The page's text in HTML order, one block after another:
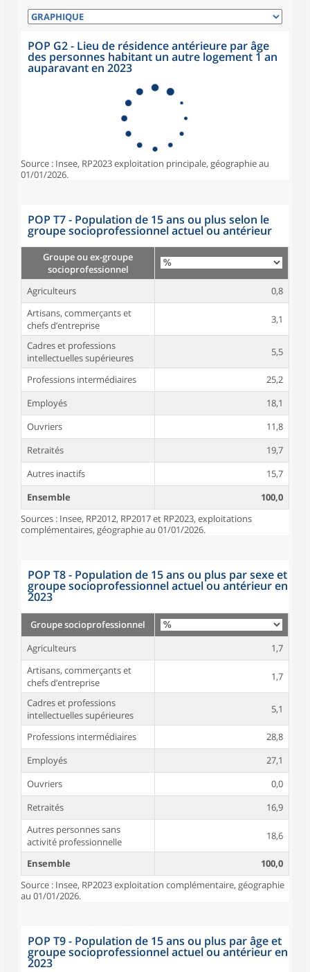
POP G2 - Lieu de résidence antérieure par âge
des personnes habitant un autre logement 1 an
auparavant en 2023
Source : Insee, RP2023 exploitation principale, géographie au
01/01/2026.
POP T7 - Population de 15 ans ou plus selon le
groupe socioprofessionnel actuel ou antérieur
Groupe ou ex-groupe
socioprofessionnel
Agriculteurs
0,8
Artisans, commerçants et
chefs d’entreprise
3,1
Cadres et professions
intellectuelles supérieures
5,5
Professions intermédiaires
25,2
Employés
18,1
Ouvriers
11,8
Retraités
19,7
Autres inactifs
15,7
Ensemble
100,0
Sources : Insee, RP2012, RP2017 et RP2023, exploitations
complémentaires, géographie au 01/01/2026.
POP T8 - Population de 15 ans ou plus par sexe et
groupe socioprofessionnel actuel ou antérieur en
2023
Groupe socioprofessionnel
Agriculteurs
1,7
Artisans, commerçants et
chefs d’entreprise
1,7
Cadres et professions
intellectuelles supérieures
5,1
Professions intermédiaires
28,8
Employés
27,1
Ouvriers
0,0
Retraités
16,9
Autres personnes sans
activité professionnelle
18,6
Ensemble
100,0
Source : Insee, RP2023 exploitation complémentaire, géographie
au 01/01/2026.
POP T9 - Population de 15 ans ou plus par âge et
groupe socioprofessionnel actuel ou antérieur en
2023